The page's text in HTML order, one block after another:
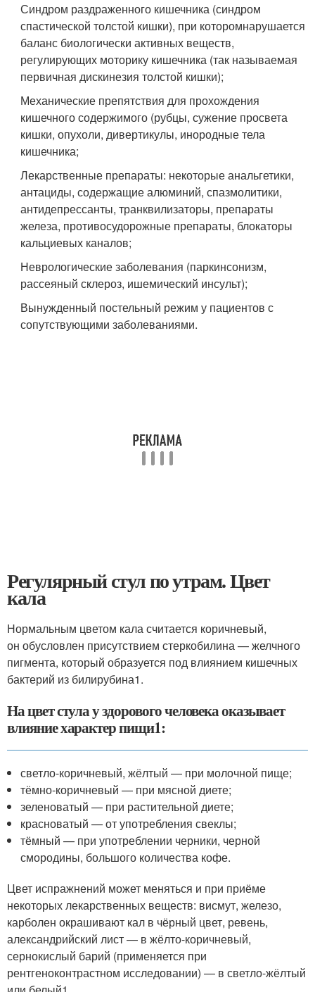
Синдром раздраженного кишечника (синдром
спастической толстой кишки), при которомнарушается
баланс биологически активных веществ,
регулирующих моторику кишечника (так называемая
первичная дискинезия толстой кишки);
Механические препятствия для прохождения
кишечного содержимого (рубцы, сужение просвета
кишки, опухоли, дивертикулы, инородные тела
кишечника;
Лекарственные препараты: некоторые анальгетики,
антациды, содержащие алюминий, спазмолитики,
антидепрессанты, транквилизаторы, препараты
железа, противосудорожные препараты, блокаторы
кальциевых каналов;
Неврологические заболевания (паркинсонизм,
рассеяный склероз, ишемический инсульт);
Вынужденный постельный режим у пациентов с
сопутствующими заболеваниями.
Регулярный стул по утрам. Цвет
кала
Нормальным цветом кала считается коричневый,
он обусловлен присутствием стеркобилина — желчного
пигмента, который образуется под влиянием кишечных
бактерий из билирубина1.
На цвет стула у здорового человека оказывает
влияние характер пищи1:
светло-коричневый, жёлтый — при молочной пище;
тёмно-коричневый — при мясной диете;
зеленоватый — при растительной диете;
красноватый — от употребления свеклы;
тёмный — при употреблении черники, черной
смородины, большого количества кофе.
Цвет испражнений может меняться и при приёме
некоторых лекарственных веществ: висмут, железо,
карболен окрашивают кал в чёрный цвет, ревень,
александрийский лист — в жёлто-коричневый,
сернокислый барий (применяется при
рентгеноконтрастном исследовании) — в светло-жёлтый